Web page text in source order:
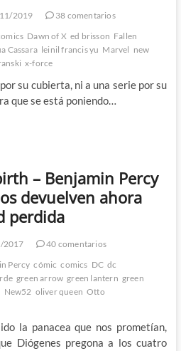
2019
38 comentarios
Dawn of X ed brisson Fallen
Cassara leinil francis yu Marvel new
x-force
su cubierta, ni a una serie por su
que se está poniendo…
– Benjamin Percy
devuelven ahora
perdida
2017
40 comentarios
Percy cómic comics DC dc
green arrow green lantern green
New52 oliver queen Otto
la panacea que nos prometían,
Diógenes pregona a los cuatro